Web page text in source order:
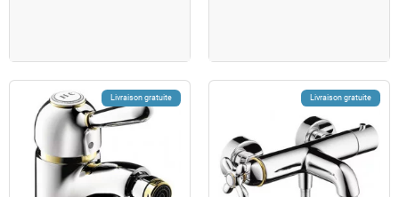
Livraison gratuite Livraison gratuite